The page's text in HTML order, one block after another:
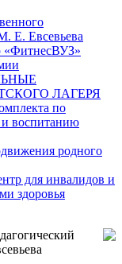
Е. Евсевьева
«ФитнесВУЗ»
ЛАГЕРЯ
по
воспитанию
родного
для инвалидов и
здоровья